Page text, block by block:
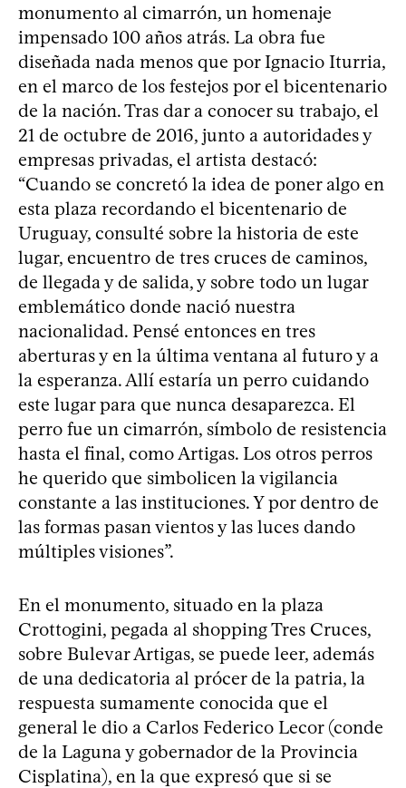
monumento al cimarrón, un homenaje
impensado 100 años atrás. La obra fue
diseñada nada menos que por Ignacio Iturria,
en el marco de los festejos por el bicentenario
de la nación. Tras dar a conocer su trabajo, el
21 de octubre de 2016, junto a autoridades y
empresas privadas, el artista destacó:
“Cuando se concretó la idea de poner algo en
esta plaza recordando el bicentenario de
Uruguay, consulté sobre la historia de este
lugar, encuentro de tres cruces de caminos,
de llegada y de salida, y sobre todo un lugar
emblemático donde nació nuestra
nacionalidad. Pensé entonces en tres
aberturas y en la última ventana al futuro y a
la esperanza. Allí estaría un perro cuidando
este lugar para que nunca desaparezca. El
perro fue un cimarrón, símbolo de resistencia
hasta el final, como Artigas. Los otros perros
he querido que simbolicen la vigilancia
constante a las instituciones. Y por dentro de
las formas pasan vientos y las luces dando
múltiples visiones”.
En el monumento, situado en la plaza
Crottogini, pegada al shopping Tres Cruces,
sobre Bulevar Artigas, se puede leer, además
de una dedicatoria al prócer de la patria, la
respuesta sumamente conocida que el
general le dio a Carlos Federico Lecor (conde
de la Laguna y gobernador de la Provincia
Cisplatina), en la que expresó que si se